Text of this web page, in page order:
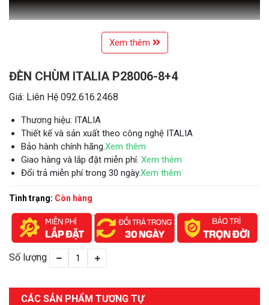
Xem thêm
ĐÈN CHÙM ITALIA P28006-8+4
Giá: Liên Hệ 092.616.2468
Thương hiệu: ITALIA
Thiết kế và sản xuất theo công nghệ ITALIA
Bảo hành chính hãng.Xem thêm
Giao hàng và lắp đặt miễn phí. Xem thêm
Đổi trả miễn phí trong 30 ngày.Xem thêm
Tình trạng: Còn hàng
Số lượng
CÁC SẢN PHẨM TƯƠNG TỰ